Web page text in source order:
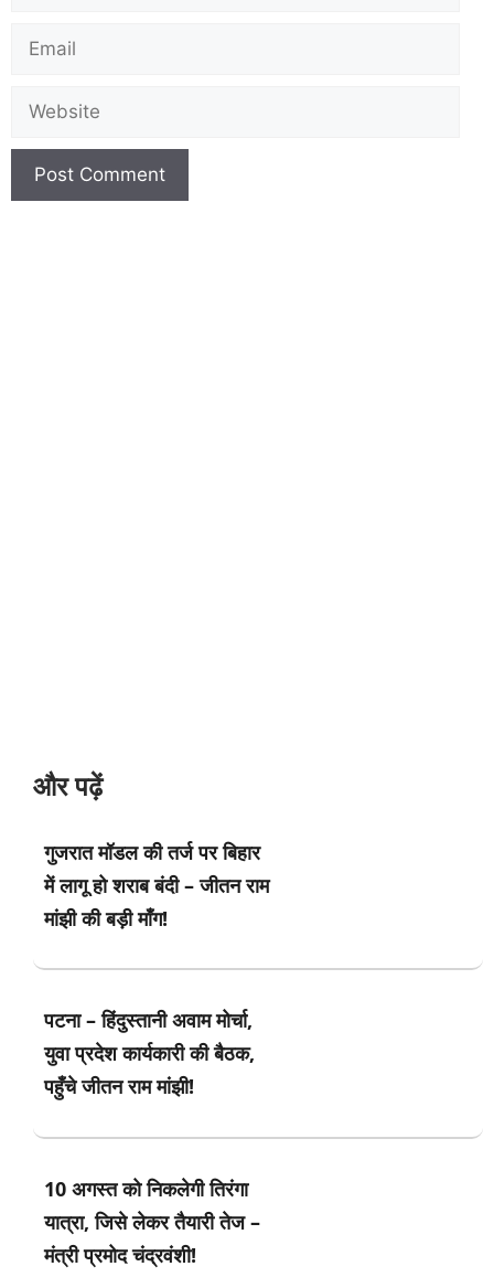
और पढ़ें
गुजरात मॉडल की तर्ज पर बिहार
में लागू हो शराब बंदी – जीतन राम
मांझी की बड़ी माँग!
पटना – हिंदुस्तानी अवाम मोर्चा,
युवा प्रदेश कार्यकारी की बैठक,
पहुँचे जीतन राम मांझी!
10 अगस्त को निकलेगी तिरंगा
यात्रा, जिसे लेकर तैयारी तेज –
मंत्री प्रमोद चंद्रवंशी!